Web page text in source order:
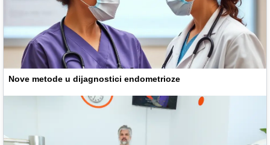
Nove metode u dijagnostici endometrioze